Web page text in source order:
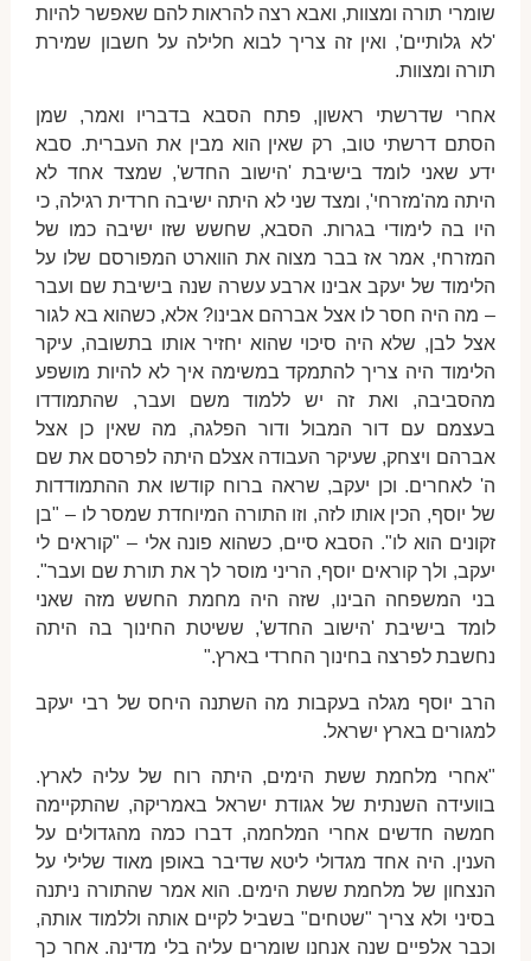
שומרי תורה ומצוות, ואבא רצה להראות להם שאפשר להיות
'לא גלותיים', ואין זה צריך לבוא חלילה על חשבון שמירת
תורה ומצוות.
אחרי שדרשתי ראשון, פתח הסבא בדבריו ואמר, שמן
הסתם דרשתי טוב, רק שאין הוא מבין את העברית. סבא
ידע שאני לומד בישיבת 'הישוב החדש', שמצד אחד לא
היתה מה'מזרחי', ומצד שני לא היתה ישיבה חרדית רגילה, כי
היו בה לימודי בגרות. הסבא, שחשש שזו ישיבה כמו של
המזרחי, אמר אז בבר מצוה את הווארט המפורסם שלו על
הלימוד של יעקב אבינו ארבע עשרה שנה בישיבת שם ועבר
– מה היה חסר לו אצל אברהם אבינו? אלא, כשהוא בא לגור
אצל לבן, שלא היה סיכוי שהוא יחזיר אותו בתשובה, עיקר
הלימוד היה צריך להתמקד במשימה איך לא להיות מושפע
מהסביבה, ואת זה יש ללמוד משם ועבר, שהתמודדו
בעצמם עם דור המבול ודור הפלגה, מה שאין כן אצל
אברהם ויצחק, שעיקר העבודה אצלם היתה לפרסם את שם
ה' לאחרים. וכן יעקב, שראה ברוח קודשו את ההתמודדות
של יוסף, הכין אותו לזה, וזו התורה המיוחדת שמסר לו – "בן
זקונים הוא לו". הסבא סיים, כשהוא פונה אלי – "קוראים לי
יעקב, ולך קוראים יוסף, הריני מוסר לך את תורת שם ועבר".
בני המשפחה הבינו, שזה היה מחמת החשש מזה שאני
לומד בישיבת 'הישוב החדש', ששיטת החינוך בה היתה
נחשבת לפרצה בחינוך החרדי בארץ."
הרב יוסף מגלה בעקבות מה השתנה היחס של רבי יעקב
למגורים בארץ ישראל.
"אחרי מלחמת ששת הימים, היתה רוח של עליה לארץ.
בוועידה השנתית של אגודת ישראל באמריקה, שהתקיימה
חמשה חדשים אחרי המלחמה, דברו כמה מהגדולים על
הענין. היה אחד מגדולי ליטא שדיבר באופן מאוד שלילי על
הנצחון של מלחמת ששת הימים. הוא אמר שהתורה ניתנה
בסיני ולא צריך "שטחים" בשביל לקיים אותה וללמוד אותה,
וכבר אלפיים שנה אנחנו שומרים עליה בלי מדינה. אחר כך